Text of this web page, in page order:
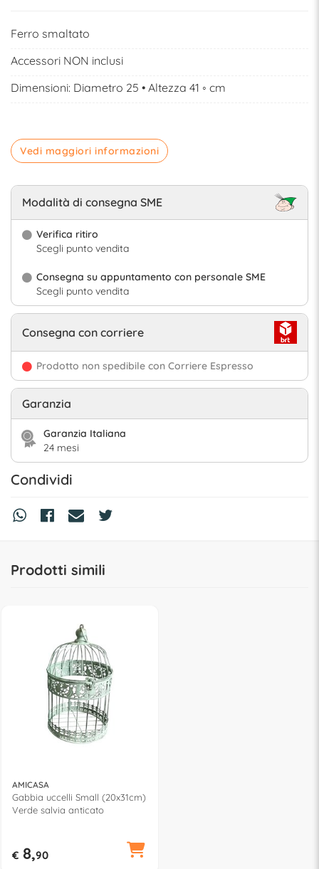
Ferro smaltato
Accessori NON inclusi
Dimensioni: Diametro 25 • Altezza 41 ◦ cm
Vedi maggiori informazioni
Modalità di consegna SME
Verifica ritiro
Scegli punto vendita
Consegna su appuntamento con personale SME
Scegli punto vendita
Consegna con corriere
Prodotto non spedibile con Corriere Espresso
Garanzia
Garanzia Italiana
24 mesi
Condividi
Prodotti simili
AMICASA
Gabbia uccelli Small (20x31cm)
Verde salvia anticato
€ 8,90